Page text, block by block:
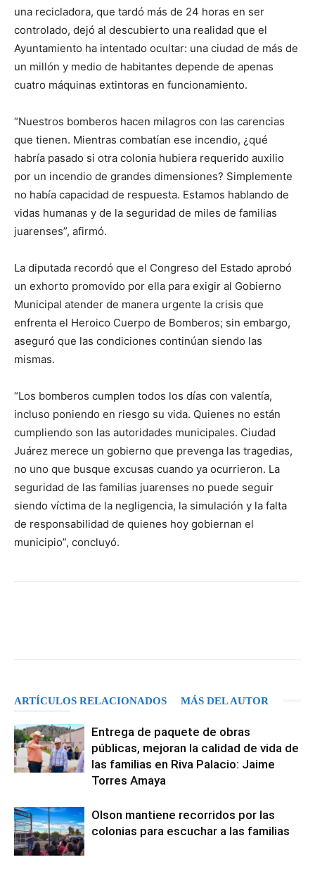
una recicladora, que tardó más de 24 horas en ser
controlado, dejó al descubierto una realidad que el
Ayuntamiento ha intentado ocultar: una ciudad de más de
un millón y medio de habitantes depende de apenas
cuatro máquinas extintoras en funcionamiento.
“Nuestros bomberos hacen milagros con las carencias
que tienen. Mientras combatían ese incendio, ¿qué
habría pasado si otra colonia hubiera requerido auxilio
por un incendio de grandes dimensiones? Simplemente
no había capacidad de respuesta. Estamos hablando de
vidas humanas y de la seguridad de miles de familias
juarenses”, afirmó.
La diputada recordó que el Congreso del Estado aprobó
un exhorto promovido por ella para exigir al Gobierno
Municipal atender de manera urgente la crisis que
enfrenta el Heroico Cuerpo de Bomberos; sin embargo,
aseguró que las condiciones continúan siendo las
mismas.
“Los bomberos cumplen todos los días con valentía,
incluso poniendo en riesgo su vida. Quienes no están
cumpliendo son las autoridades municipales. Ciudad
Juárez merece un gobierno que prevenga las tragedias,
no uno que busque excusas cuando ya ocurrieron. La
seguridad de las familias juarenses no puede seguir
siendo víctima de la negligencia, la simulación y la falta
de responsabilidad de quienes hoy gobiernan el
municipio”, concluyó.
ARTÍCULOS RELACIONADOS MÁS DEL AUTOR
Entrega de paquete de obras
públicas, mejoran la calidad de vida de
las familias en Riva Palacio: Jaime
Torres Amaya
Olson mantiene recorridos por las
colonias para escuchar a las familias